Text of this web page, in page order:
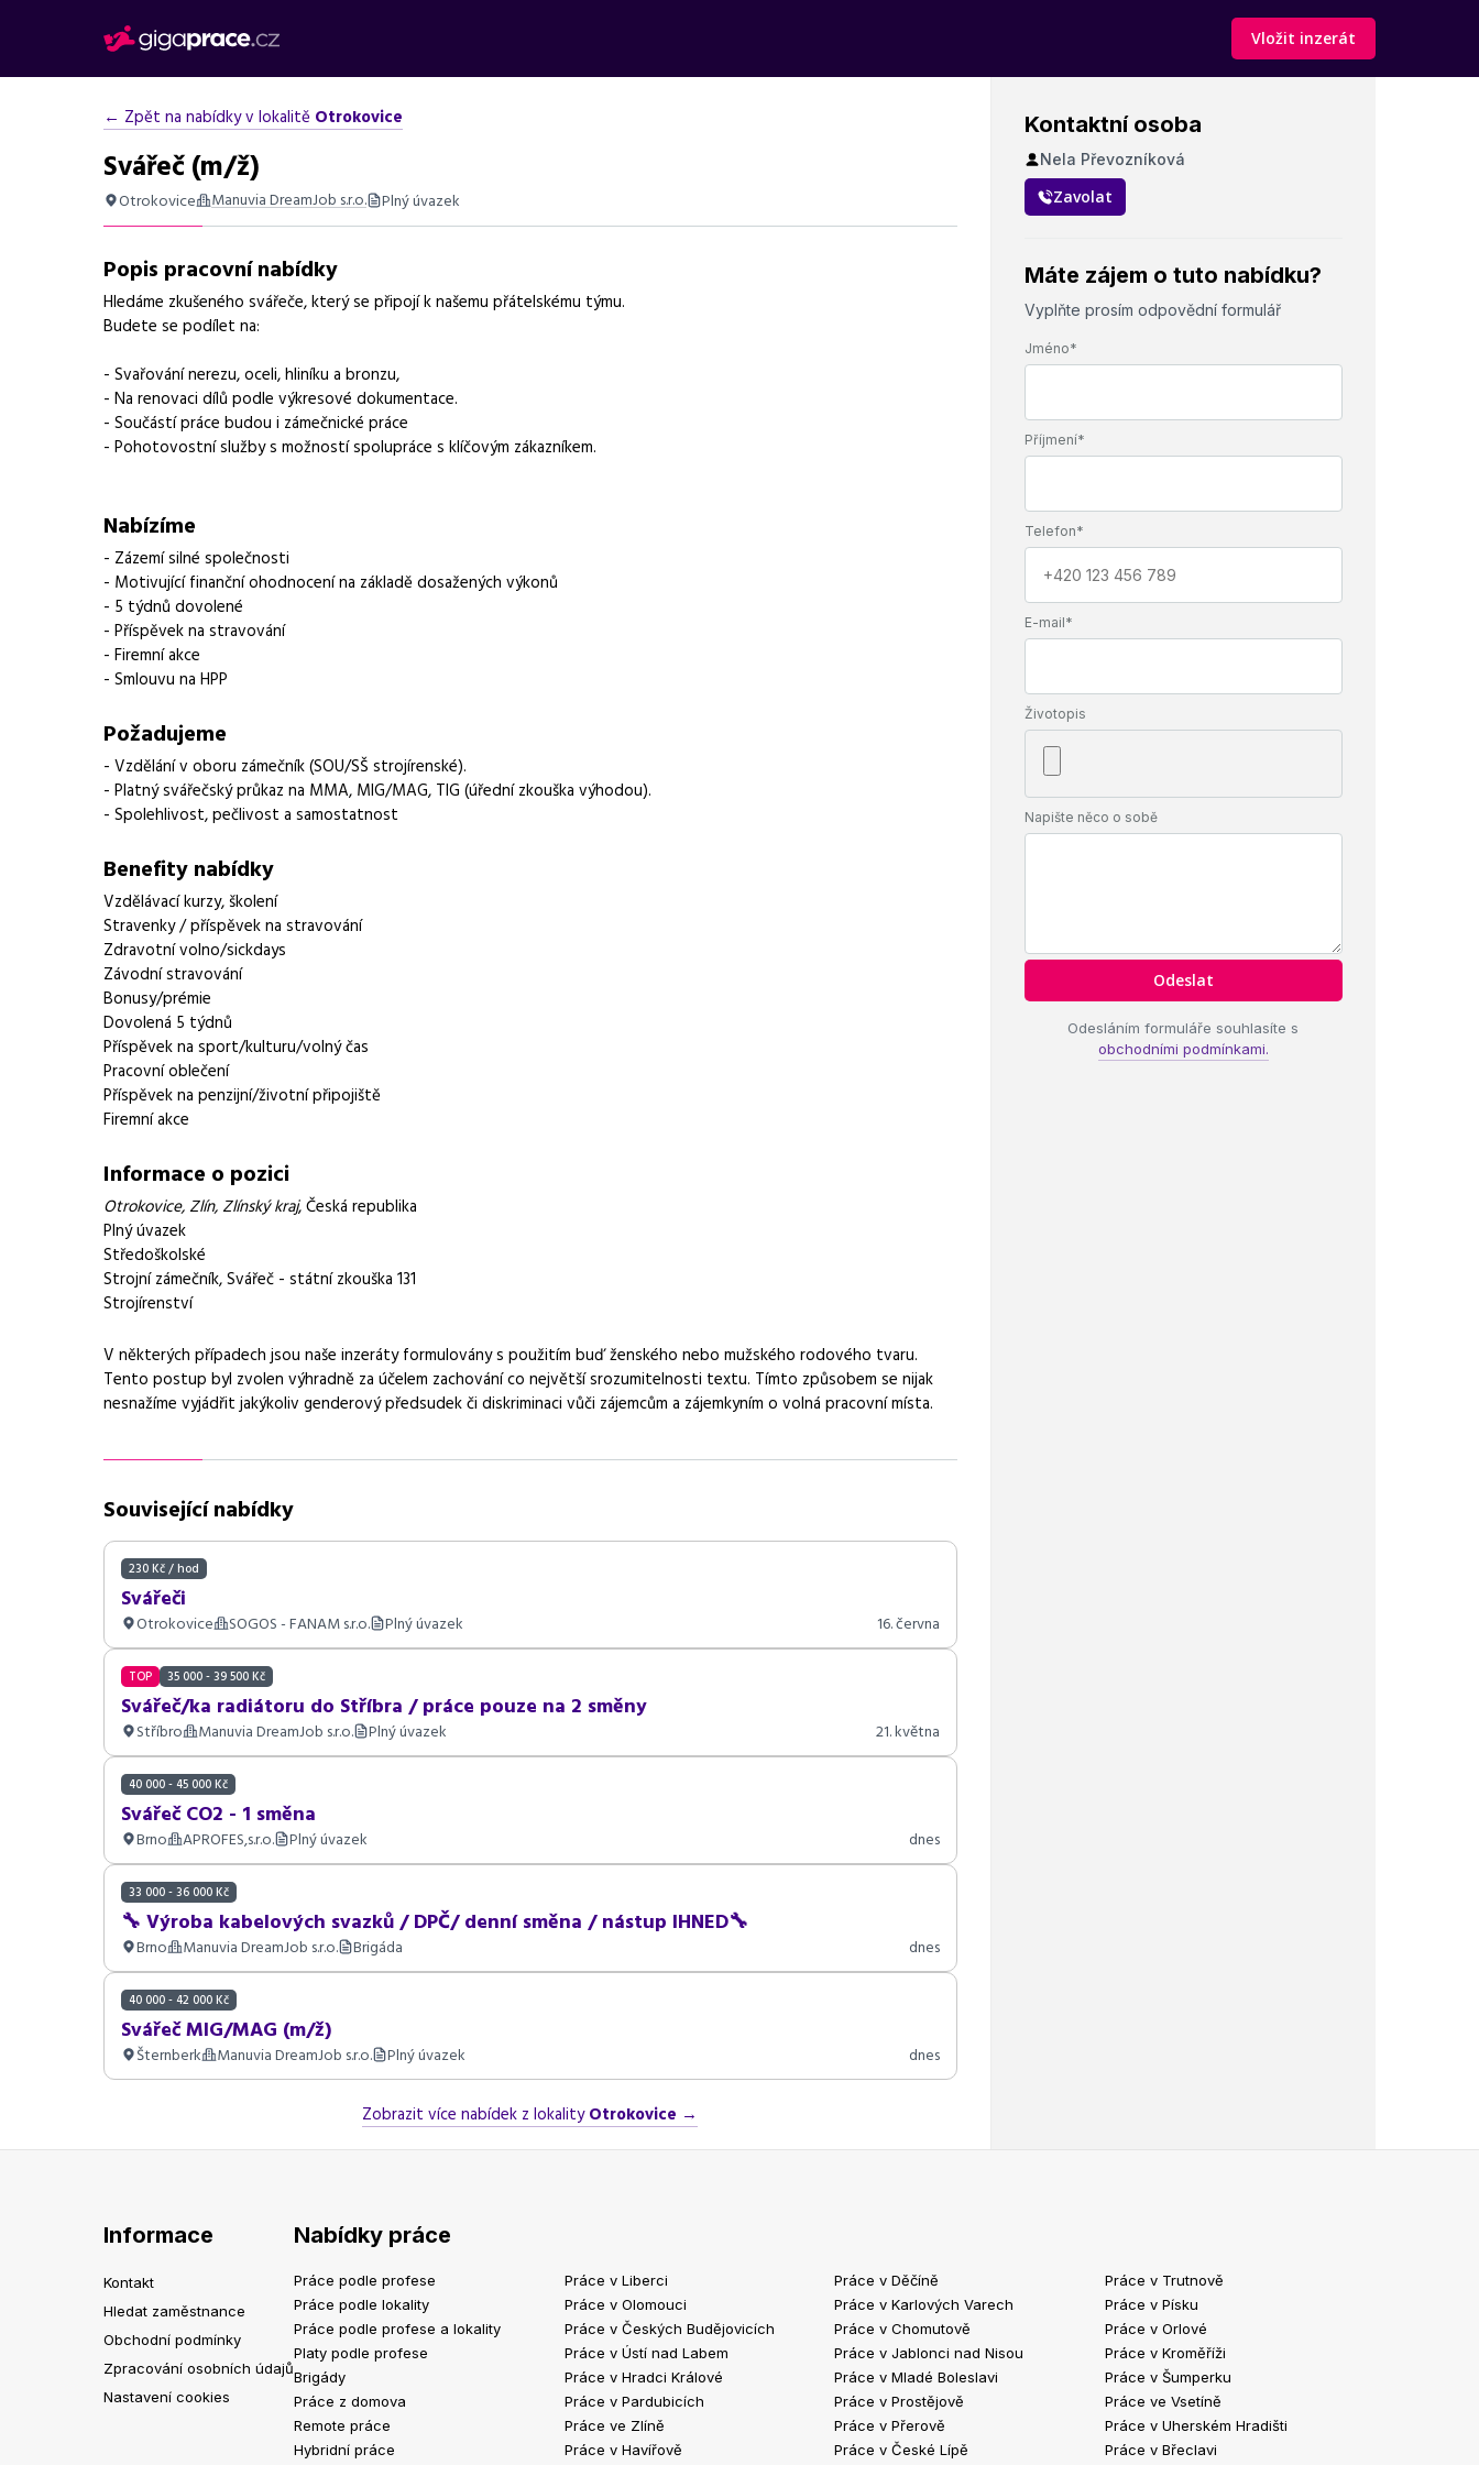
Vložit inzerát
← Zpět na nabídky v lokalitě Otrokovice
Svářeč (m/ž)
Otrokovice Manuvia DreamJob s.r.o. Plný úvazek
Nabídka práce v Otrokovicích na pozici svářeče s benefity a školení, vhodná pro zámečníky a svářeče.
Základní informace
Pozice
Normalizovaná profese svářeč
Obor / skupina výroba
Zaměstnavatel / agentura
Typ úvazku
Forma práce
Vzdělání
Vybrané benefity
volno/sickdays, Závodní stravování
Požadavky Vzdělání v oboru zámečník, Platný svářečský průkaz na MMA, MIG/MAG, TIG
Popis pracovní nabídky
Hledáme zkušeného svářeče, který se připojí k našemu přátelskému týmu.
Budete se podílet na:
- Svařování nerezu, oceli, hliníku a bronzu,
- Na renovaci dílů podle výkresové dokumentace.
- Součástí práce budou i zámečnické práce
- Pohotovostní služby s možností spolupráce s klíčovým zákazníkem.
Nabízíme
- Zázemí silné společnosti
- Motivující finanční ohodnocení na základě dosažených výkonů
- 5 týdnů dovolené
- Příspěvek na stravování
- Firemní akce
- Smlouvu na HPP
Požadujeme
- Vzdělání v oboru zámečník (SOU/SŠ strojírenské).
- Platný svářečský průkaz na MMA, MIG/MAG, TIG (úřední zkouška výhodou).
- Spolehlivost, pečlivost a samostatnost
Benefity nabídky
Vzdělávací kurzy, školení
Stravenky / příspěvek na stravování
Zdravotní volno/sickdays
Závodní stravování
Bonusy/prémie
Dovolená 5 týdnů
Příspěvek na sport/kulturu/volný čas
Pracovní oblečení
Příspěvek na penzijní/životní připojiště
Firemní akce
Informace o pozici
Otrokovice,Zlín,Zlínský kraj, Česká republika
Plný úvazek
Středoškolské
Strojní zámečník,Svářeč - státní zkouška 131
Strojírenství
V některých případech jsou naše inzeráty formulovány s použitím buď ženského nebo mužského rodového tvaru.
Tento postup byl zvolen výhradně za účelem zachování co největší srozumitelnosti textu. Tímto způsobem se nijak
nesnažíme vyjádřit jakýkoliv genderový předsudek či diskriminaci vůči zájemcům a zájemkyním o volná pracovní místa.
Související nabídky
230 Kč / hod
Svářeči
Otrokovice SOGOS - FANAM s.r.o. Plný úvazek 16. června
TOP 35 000 - 39 500 Kč
Svářeč/ka radiátoru do Stříbra / práce pouze na 2 směny
Stříbro Manuvia DreamJob s.r.o. Plný úvazek 21. května
40 000 - 45 000 Kč
Svářeč CO2 - 1 směna
Brno APROFES,s.r.o. Plný úvazek dnes
33 000 - 36 000 Kč
🔧 Výroba kabelových svazků / DPČ/ denní směna / nástup IHNED🔧
Brno Manuvia DreamJob s.r.o. Brigáda dnes
40 000 - 42 000 Kč
Svářeč MIG/MAG (m/ž)
Šternberk Manuvia DreamJob s.r.o. Plný úvazek dnes
Zobrazit více nabídek z lokalityOtrokovice →
Kontaktní osoba
Nela Převozníková
Zavolat
Máte zájem o tuto nabídku?
Vyplňte prosím odpovědní formulář
Jméno*
Příjmení*
Telefon*
E-mail*
Životopis
Napište něco o sobě
Odesláním formuláře souhlasíte s
obchodními podmínkami.
Informace
Kontakt
Hledat zaměstnance
Obchodní podmínky
Zpracování osobních údajů
Nastavení cookies
Nabídky práce
Práce podle profese
Práce podle lokality
Práce podle profese a lokality
Platy podle profese
Brigády
Práce z domova
Remote práce
Hybridní práce
Práce v Liberci
Práce v Olomouci
Práce v Českých Budějovicích
Práce v Ústí nad Labem
Práce v Hradci Králové
Práce v Pardubicích
Práce ve Zlíně
Práce v Havířově
Práce v Děčíně
Práce v Karlových Varech
Práce v Chomutově
Práce v Jablonci nad Nisou
Práce v Mladé Boleslavi
Práce v Prostějově
Práce v Přerově
Práce v České Lípě
Práce v Trutnově
Práce v Písku
Práce v Orlové
Práce v Kroměříži
Práce v Šumperku
Práce ve Vsetíně
Práce v Uherském Hradišti
Práce v Břeclavi